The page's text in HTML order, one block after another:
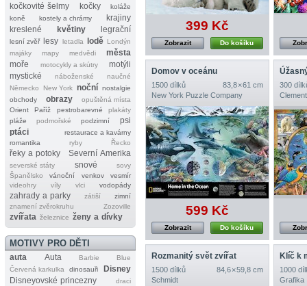
kočkovité šelmy
kočky
koláže
koně
kostely a chrámy
krajiny
kreslené
květiny legrační
lesní zvěř lesy letadla lodě Londýn
majáky
mapy medvědi
města
moře
motocykly a skútry
motýli
mystické
náboženské
naučné
Německo
New York noční nostalgie
obchody
obrazy
opuštěná místa
Orient
Paříž pestrobarevné
plakáty
pláže
podmořské podzimní
psi
ptáci
restaurace a kavárny
romantika
ryby Řecko
řeky a potoky Severní Amerika
severské státy snové
sovy
Španělsko
vánoční venkov
vesmír
videohry
víly vlci vodopády
zahrady a parky zátiší
zimní
znamení zvěrokruhu
Zozoville
zvířata železnice ženy a dívky
MOTIVY PRO DĚTI
auta Auta Barbie
Blue
Červená karkulka
dinosauři
Disney
Disneyovské princezny
draci
399 Kč
Do košíku
Zobrazit
Domov v oceánu
1500 dílků
83,8 × 61 cm
New York Puzzle Company
599 Kč
Do košíku
Zobrazit
300
Rozmanitý svět zvířat
1500 dílků
84,6 × 59,8 cm
Schmidt
Klíč k
1000
Grafika